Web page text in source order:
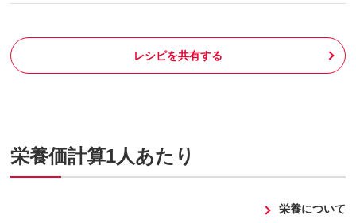
レシピを共有する
栄養価計算1人あたり
栄養について